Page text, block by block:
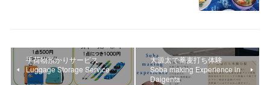
手荷物預かりサービス
Luggage Storage Service
大源太で蕎麦打ち体験
Soba making Experience in
Daigenta